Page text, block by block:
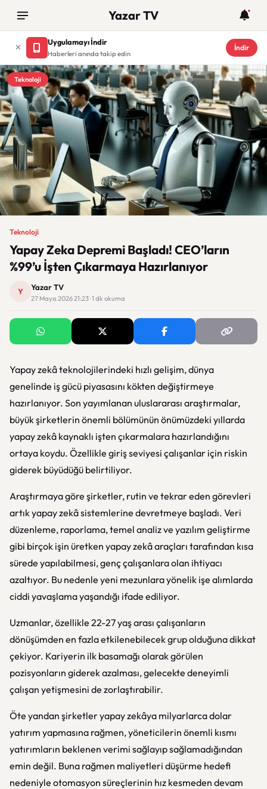
Yazar TV
Uygulamayı İndir
Haberleri anında takip edin
İndir
Teknoloji
Teknoloji
Yapay Zeka Depremi Başladı! CEO’ların
%99’u İşten Çıkarmaya Hazırlanıyor
Y Yazar TV
27 Mayıs 2026 21:23 · 1 dk okuma
Yapay zekâ teknolojilerindeki hızlı gelişim, dünya
genelinde iş gücü piyasasını kökten değiştirmeye
hazırlanıyor. Son yayımlanan uluslararası araştırmalar,
büyük şirketlerin önemli bölümünün önümüzdeki yıllarda
yapay zekâ kaynaklı işten çıkarmalara hazırlandığını
ortaya koydu. Özellikle giriş seviyesi çalışanlar için riskin
giderek büyüdüğü belirtiliyor.
Araştırmaya göre şirketler, rutin ve tekrar eden görevleri
artık yapay zekâ sistemlerine devretmeye başladı. Veri
düzenleme, raporlama, temel analiz ve yazılım geliştirme
gibi birçok işin üretken yapay zekâ araçları tarafından kısa
sürede yapılabilmesi, genç çalışanlara olan ihtiyacı
azaltıyor. Bu nedenle yeni mezunlara yönelik işe alımlarda
ciddi yavaşlama yaşandığı ifade ediliyor.
Uzmanlar, özellikle 22-27 yaş arası çalışanların
dönüşümden en fazla etkilenebilecek grup olduğuna dikkat
çekiyor. Kariyerin ilk basamağı olarak görülen
pozisyonların giderek azalması, gelecekte deneyimli
çalışan yetişmesini de zorlaştırabilir.
Öte yandan şirketler yapay zekâya milyarlarca dolar
yatırım yapmasına rağmen, yöneticilerin önemli kısmı
yatırımların beklenen verimi sağlayıp sağlamadığından
emin değil. Buna rağmen maliyetleri düşürme hedefi
nedeniyle otomasyon süreçlerinin hız kesmeden devam